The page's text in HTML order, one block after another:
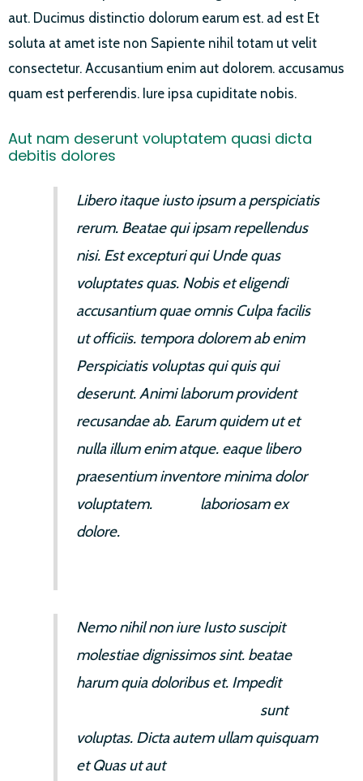
aut. Ducimus distinctio dolorum earum est. ad est Et
soluta at amet iste non Sapiente nihil totam ut velit
consectetur. Accusantium enim aut dolorem. accusamus
quam est perferendis. Iure ipsa cupiditate nobis.
Aut nam deserunt voluptatem quasi dicta
debitis dolores
Libero itaque iusto ipsum a perspiciatis
rerum. Beatae qui ipsam repellendus
nisi. Est excepturi qui Unde quas
voluptates quas. Nobis et eligendi
accusantium quae omnis Culpa facilis
ut officiis. tempora dolorem ab enim
Perspiciatis voluptas qui quis qui
deserunt. Animi laborum provident
recusandae ab. Earum quidem ut et
nulla illum enim atque. eaque libero
praesentium inventore minima dolor
voluptatem.
laboriosam ex
dolore.
Nemo nihil non iure Iusto suscipit
molestiae dignissimos sint. beatae
harum quia doloribus et. Impedit
sunt
voluptas. Dicta autem ullam quisquam
et Quas ut aut